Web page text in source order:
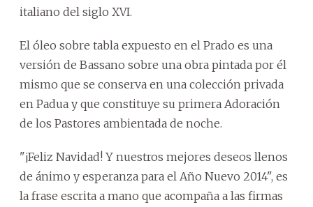
italiano del siglo XVI.
El óleo sobre tabla expuesto en el Prado es una
versión de Bassano sobre una obra pintada por él
mismo que se conserva en una colección privada
en Padua y que constituye su primera Adoración
de los Pastores ambientada de noche.
"¡Feliz Navidad! Y nuestros mejores deseos llenos
de ánimo y esperanza para el Año Nuevo 2014", es
la frase escrita a mano que acompaña a las firmas